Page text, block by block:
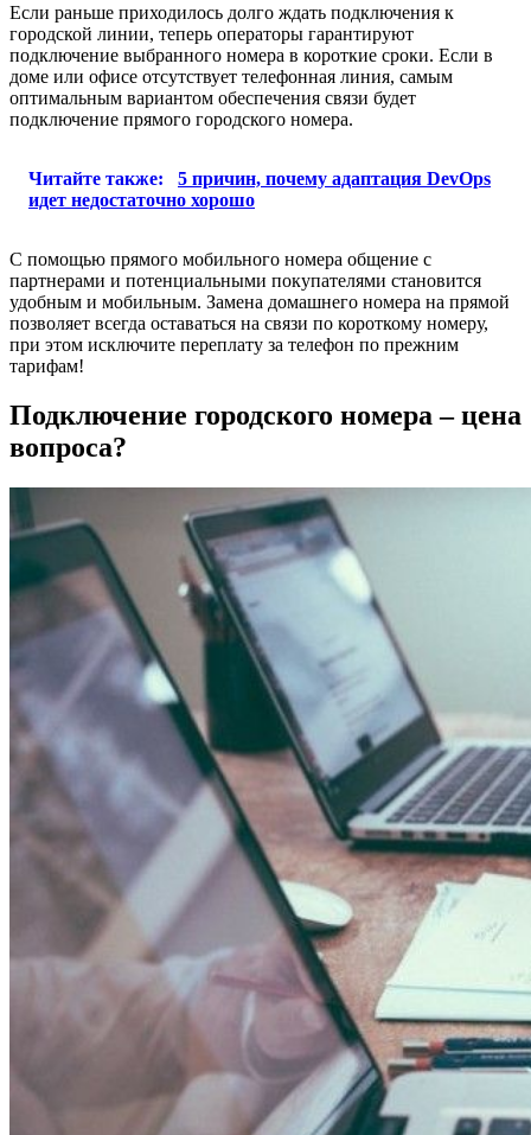
Если раньше приходилось долго ждать подключения к
городской линии, теперь операторы гарантируют
подключение выбранного номера в короткие сроки. Если в
доме или офисе отсутствует телефонная линия, самым
оптимальным вариантом обеспечения связи будет
подключение прямого городского номера.
Читайте также:
5 причин, почему адаптация DevOps
идет недостаточно хорошо
С помощью прямого мобильного номера общение с
партнерами и потенциальными покупателями становится
удобным и мобильным. Замена домашнего номера на прямой
позволяет всегда оставаться на связи по короткому номеру,
при этом исключите переплату за телефон по прежним
тарифам!
Подключение городского номера – цена
вопроса?